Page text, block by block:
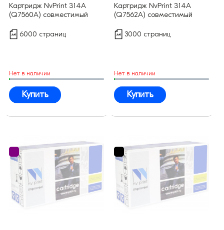
Картридж NvPrint 314A
(Q7560A) совместимый
6000 страниц
Нет в наличии
Купить
Картридж NvPrint 314A
(Q7562A) совместимый
3000 страниц
Нет в наличии
Купить